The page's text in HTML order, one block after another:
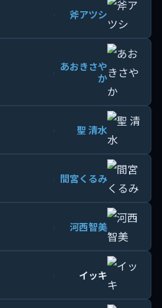
斧アツシ
あおきさや
か
聖 清水
間宮くるみ
河西智美
イッキ